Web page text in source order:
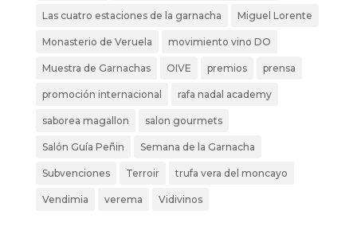
Las cuatro estaciones de la garnacha Miguel Lorente
Monasterio de Veruela movimiento vino DO
Muestra de Garnachas OIVE premios prensa
promoción internacional rafa nadal academy
saborea magallon salon gourmets
Salón Guía Peñin Semana de la Garnacha
Subvenciones Terroir trufa vera del moncayo
Vendimia verema Vidivinos